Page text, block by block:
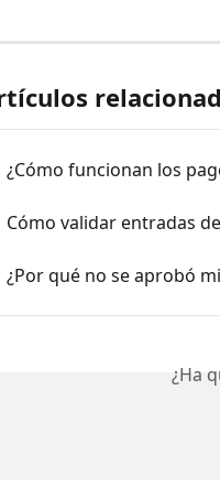
¿Cómo funcionan los
Cómo validar entradas
¿Por qué no se aprobó
¿Ha